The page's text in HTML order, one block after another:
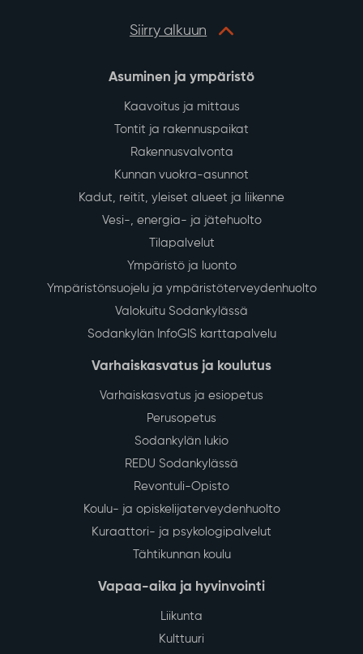
Siirry alkuun
Asuminen ja ympäristö
Kaavoitus ja mittaus
Tontit ja rakennuspaikat
Rakennusvalvonta
Kunnan vuokra-asunnot
Kadut, reitit, yleiset alueet ja liikenne
Vesi-, energia- ja jätehuolto
Tilapalvelut
Ympäristö ja luonto
Ympäristönsuojelu ja ympäristöterveydenhuolto
Valokuitu Sodankylässä
Sodankylän InfoGIS karttapalvelu
Varhaiskasvatus ja koulutus
Varhaiskasvatus ja esiopetus
Perusopetus
Sodankylän lukio
REDU Sodankylässä
Revontuli-Opisto
Koulu- ja opiskelijaterveydenhuolto
Kuraattori- ja psykologipalvelut
Tähtikunnan koulu
Vapaa-aika ja hyvinvointi
Liikunta
Kulttuuri